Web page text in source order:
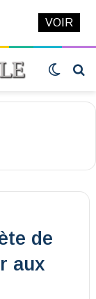
Switch
de
aux
VOIR